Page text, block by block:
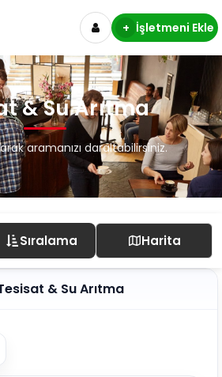
+ İşletmeni Ekle
& Su Arıtma
aramanızı daraltabilirsiniz.
Sıralama Harita
& Su Arıtma